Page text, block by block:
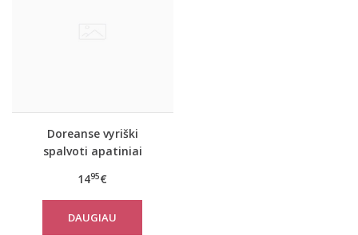
Doreanse vyriški
spalvoti apatiniai
1495€
DAUGIAU